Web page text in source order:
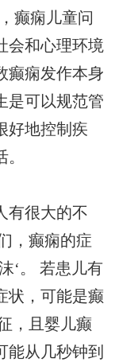
癫痫儿童问
会和心理环境
癫痫发作本身
是可以规范管
好地控制疾
有很大的不
，癫痫的症
‘。 若患儿有
状，可能是癫
，且婴儿癫
能从几秒钟到